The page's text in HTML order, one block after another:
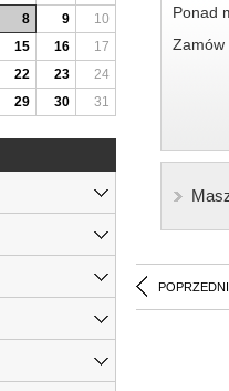
Ponad
Zamów
8 9
10
15 16
17
22 23
24
29 30 31